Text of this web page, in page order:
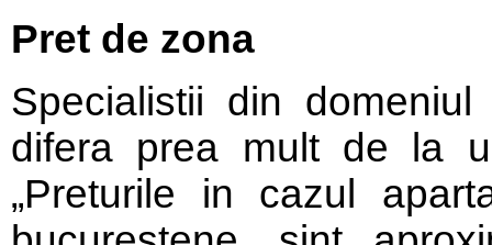
Pret de zona
Specialistii din
difera prea mult de la
„Preturile in cazul